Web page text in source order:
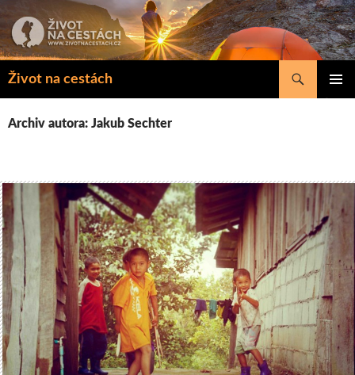
k
obsahu
Život na cestách
Hledat
Archiv autora: Jakub Sechter